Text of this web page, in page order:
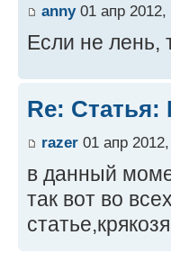
anny01 апр 2012,
Если не лень,
Re: Статья:
razer 01 апр
в данный
так вот во